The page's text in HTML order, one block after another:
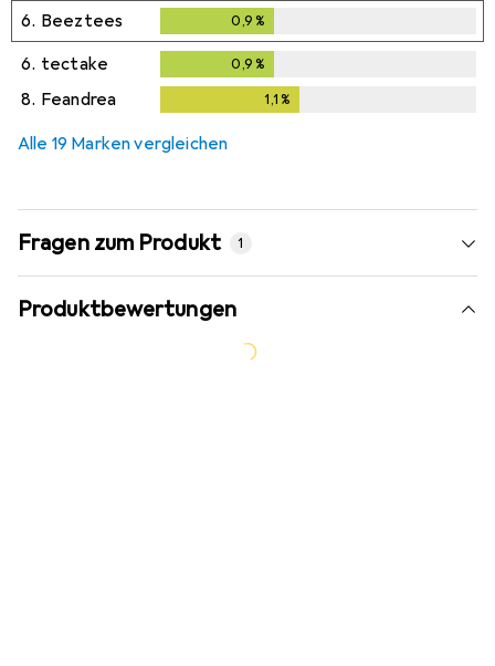
6. Beeztees 0,9 %
6. tectake 0,9 %
8. Feandrea 1,1 %
Alle 19 Marken vergleichen
Fragen zum Produkt 1
Produktbewertungen